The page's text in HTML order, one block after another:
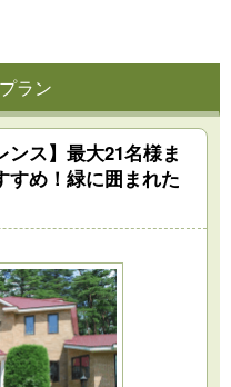
ラン
ンス】最大21名様ま
め！緑に囲まれた